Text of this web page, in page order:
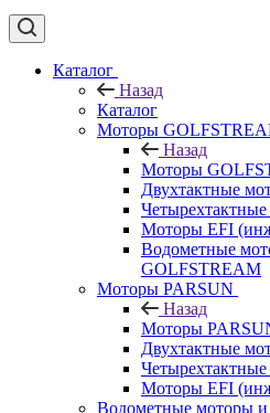
Каталог
Назад
Каталог
Моторы
Назад
Моторы
Двухтактные
Моторы EFI
Водометные
GOLFSTREAM
Моторы PARSUN
Назад
Моторы
Двухтактные
Моторы EFI
Водометные моторы